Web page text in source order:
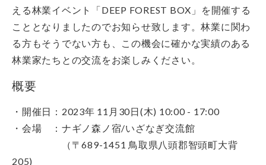
える林業イベント「DEEP FOREST BOX」を開催する
こととなりましたのでお知らせ致します。林業に関わ
る方もそうでない方も、この機会に確かな実績のある
林業家たちとの交流をお楽しみください。
概要
・開催日：2023年 11月30日(木) 10:00 - 17:00
・会場 ：ナギノ森ノ宿/いざなぎ交流館
（〒689-1451 鳥取県八頭郡智頭町大背
205)